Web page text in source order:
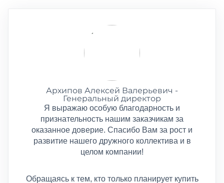
Архипов Алексей Валерьевич -
Генеральный директор